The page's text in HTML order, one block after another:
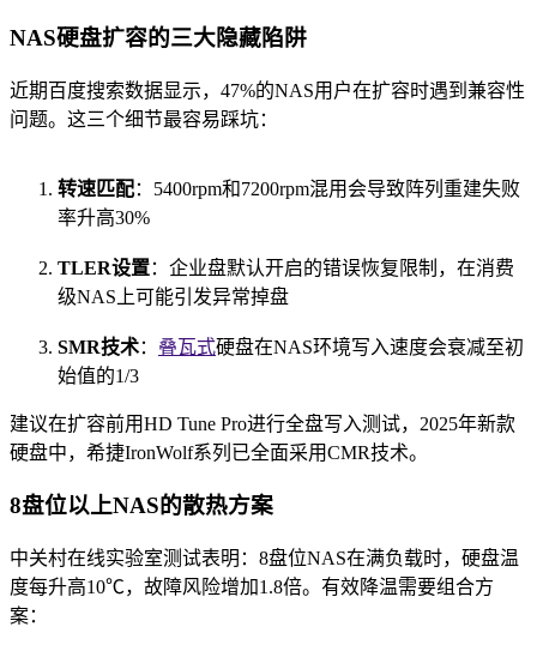
NAS硬盘扩容的三大隐藏陷阱
近期百度搜索数据显示，47%的NAS用户在扩容时遇到兼容性
问题。这三个细节最容易踩坑：
转速匹配：5400rpm和7200rpm混用会导致阵列重建失败
率升高30%
TLER设置：企业盘默认开启的错误恢复限制，在消费
级NAS上可能引发异常掉盘
SMR技术： 叠瓦式硬盘在NAS环境写入速度会衰减至初
始值的1/3
建议在扩容前用HD Tune Pro进行全盘写入测试，2025年新款
硬盘中，希捷IronWolf系列已全面采用CMR技术。
8盘位以上NAS的散热方案
中关村在线实验室测试表明：8盘位NAS在满负载时，硬盘温
度每升高10℃，故障风险增加1.8倍。有效降温需要组合方
案：